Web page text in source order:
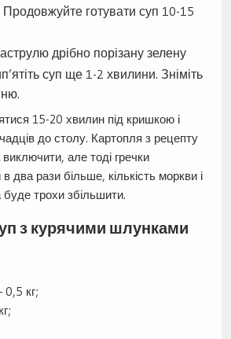
Продовжуйте готувати суп 10-15
дрібно порізану зелену
суп ще 1-2 хвилини. Зніміть
15-20 хвилин під кришкою і
до столу. Картопля з рецепту
але тоді гречки
два рази більше, кількість моркви і
трохи збільшити.
з курячими шлунками
0,5 кг;